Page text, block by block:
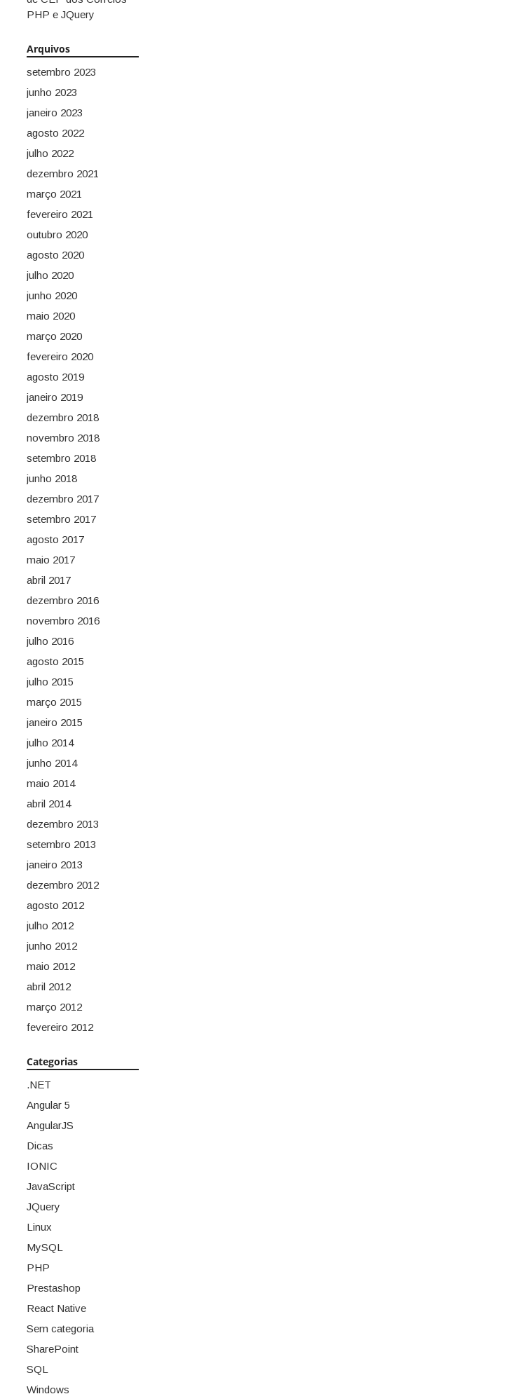
PHP e JQuery
Arquivos
setembro 2023
junho 2023
janeiro 2023
agosto 2022
julho 2022
dezembro 2021
março 2021
fevereiro 2021
outubro 2020
agosto 2020
julho 2020
junho 2020
maio 2020
março 2020
fevereiro 2020
agosto 2019
janeiro 2019
dezembro 2018
novembro 2018
setembro 2018
junho 2018
dezembro 2017
setembro 2017
agosto 2017
maio 2017
abril 2017
dezembro 2016
novembro 2016
julho 2016
agosto 2015
julho 2015
março 2015
janeiro 2015
julho 2014
junho 2014
maio 2014
abril 2014
dezembro 2013
setembro 2013
janeiro 2013
dezembro 2012
agosto 2012
julho 2012
junho 2012
maio 2012
abril 2012
março 2012
fevereiro 2012
Categorias
.NET
Angular 5
AngularJS
Dicas
IONIC
JavaScript
JQuery
Linux
MySQL
PHP
Prestashop
React Native
Sem categoria
SharePoint
SQL
Windows